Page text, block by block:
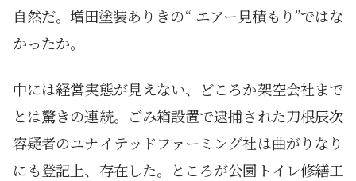
自然だ。増田塗装ありきの“ エアー見積もり”ではな
かったか。
中には経営実態が見えない、どころか架空会社まで
とは驚きの連続。ごみ箱設置で逮捕された刀根辰次
容疑者のユナイテッドファーミング社は曲がりなり
にも登記上、存在した。ところが公園トイレ修繕工